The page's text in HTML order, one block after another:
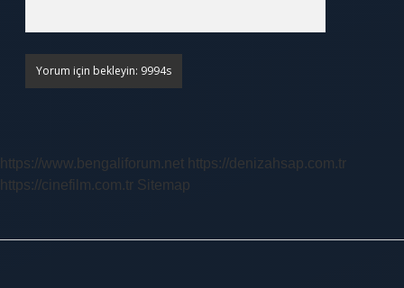
https://www.bengaliforum.net https://denizahsap.com.tr
https://cinefilm.com.tr Sitemap